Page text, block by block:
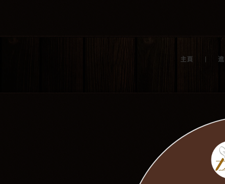
主頁 |